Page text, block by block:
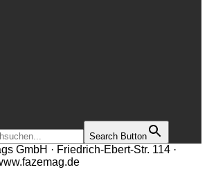
Search Button
GmbH · Friedrich-Ebert-Str. 114 ·